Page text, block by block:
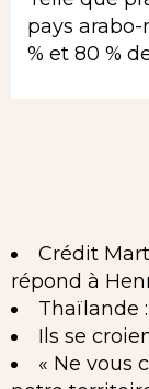
pays
% et 80 %
Crédit
répond à
Thaïlande
Ils se
« Ne vous